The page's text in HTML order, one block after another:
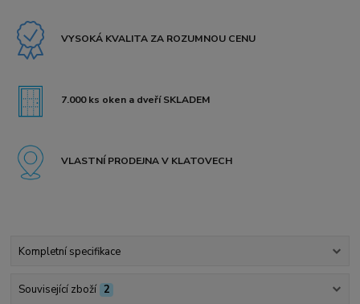
VYSOKÁ KVALITA ZA ROZUMNOU CENU
7.000 ks oken a dveří SKLADEM
VLASTNÍ PRODEJNA V KLATOVECH
Kompletní specifikace
Související zboží 2